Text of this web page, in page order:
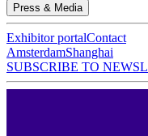
Press & Media
Exhibitor portalContact
AmsterdamShanghai
SUBSCRIBE TO